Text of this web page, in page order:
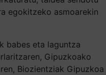
egokitzeko asmoarekin
babes eta laguntza
Gipuzkoako
Biozientziak Gipuzkoa